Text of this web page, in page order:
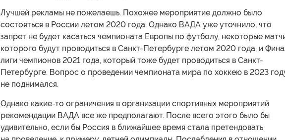
Лучшей рекламы не пожелаешь. Похожее мероприятие должно было
состояться в России летом 2020 года. Однако ВАДА уже уточнило, что
запрет не будет касаться чемпионата Европы по футболу, некоторые
которого будут проводиться в Санкт-Петербурге летом 2020 года, и
лиги чемпионов 2021 года, который тоже будет проводиться в Санкт-
Петербурге. Вопрос о проведении чемпионата мира по хоккею в 2023
не поднимался.
Однако какие-то ограничения в организации спортивных мероприятий
рекомендации ВАДА все же предполагают. После всего этого было бы
удивительно, если бы Россия в ближайшее время стала претендовать